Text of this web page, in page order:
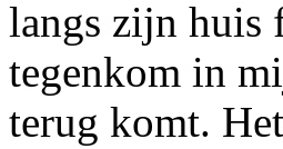
langs zijn huis
tegenkom in
terug komt.